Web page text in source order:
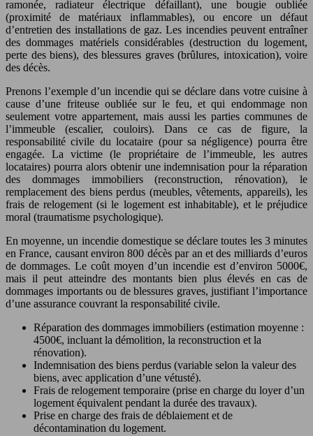
ramonée, radiateur électrique défaillant), une bougie oubliée
(proximité de matériaux inflammables), ou encore un défaut
d’entretien des installations de gaz. Les incendies peuvent entraîner
des dommages matériels considérables (destruction du logement,
perte des biens), des blessures graves (brûlures, intoxication), voire
des décès.
Prenons l’exemple d’un incendie qui se déclare dans votre cuisine à
cause d’une friteuse oubliée sur le feu, et qui endommage non
seulement votre appartement, mais aussi les parties communes de
l’immeuble (escalier, couloirs). Dans ce cas de figure, la
responsabilité civile du locataire (pour sa négligence) pourra être
engagée. La victime (le propriétaire de l’immeuble, les autres
locataires) pourra alors obtenir une indemnisation pour la réparation
des dommages immobiliers (reconstruction, rénovation), le
remplacement des biens perdus (meubles, vêtements, appareils), les
frais de relogement (si le logement est inhabitable), et le préjudice
moral (traumatisme psychologique).
En moyenne, un incendie domestique se déclare toutes les 3 minutes
en France, causant environ 800 décès par an et des milliards d’euros
de dommages. Le coût moyen d’un incendie est d’environ 5000€,
mais il peut atteindre des montants bien plus élevés en cas de
dommages importants ou de blessures graves, justifiant l’importance
d’une assurance couvrant la responsabilité civile.
Réparation des dommages immobiliers (estimation moyenne :
4500€, incluant la démolition, la reconstruction et la
rénovation).
Indemnisation des biens perdus (variable selon la valeur des
biens, avec application d’une vétusté).
Frais de relogement temporaire (prise en charge du loyer d’un
logement équivalent pendant la durée des travaux).
Prise en charge des frais de déblaiement et de
décontamination du logement.